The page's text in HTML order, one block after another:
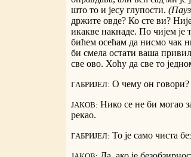
што то и јесу глупости.
држите овде? Ко сте ви?
икакве накнаде. По чијем
бићем осећам да нисмо чак
би смела остати ваша
све ово. Хоћу да све то
ГАБРИЈЕЛ: О чему он говори?
ЈАКОВ: Нико се не би могао
рекао.
ГАБРИЈЕЛ: То је само чиста